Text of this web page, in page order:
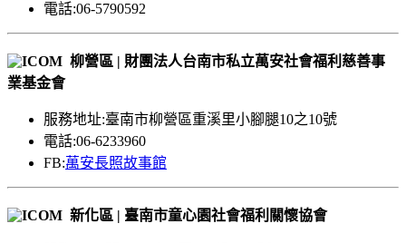
電話:06-5790592
柳營區 | 財團法人台南市私立萬安社會福利慈善事
業基金會
服務地址:臺南市柳營區重溪里小腳腿10之10號
電話:06-6233960
FB:萬安長照故事館
新化區 | 臺南市童心園社會福利關懷協會